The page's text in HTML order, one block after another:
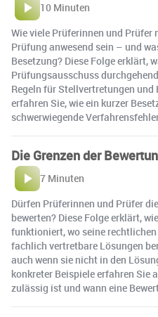
10 Minuten
Wie viele Prüferinnen und Prüfer
Prüfung anwesend sein – und
Besetzung? Diese Folge erklärt,
Prüfungsausschuss
Regeln für Stellvertretungen
erfahren Sie, wie ein kurzer
schwerwiegende
Die Grenzen der
7 Minuten
Dürfen Prüferinnen und Prüfer
bewerten? Diese Folge erklärt,
funktioniert, wo seine
fachlich vertretbare Lösungen
auch wenn sie nicht in den
konkreter Beispiele erfahren Sie
zulässig ist und wann eine